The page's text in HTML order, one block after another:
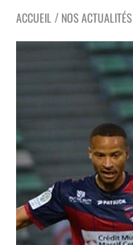
ACCUEIL / NOS ACTUALITÉS